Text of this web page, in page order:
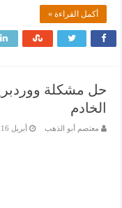
أكمل القراءة »
حل مشكلة
الخادم
معتصم أبو الذهب أبريل 16, 2016